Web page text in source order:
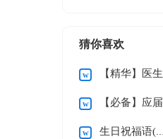
猜你喜欢
【精华】医生的辞职报告三篇
【必备】应届生求职信四篇
生日祝福语(精选15篇)